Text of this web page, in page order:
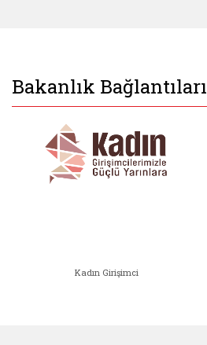
Bakanlık Bağlantıları
Kadın Girişimci